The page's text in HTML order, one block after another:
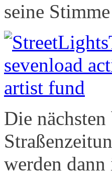
seine
Die
werden